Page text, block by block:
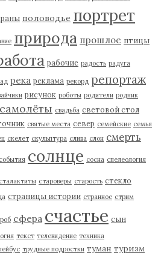
половодье портрет
природа прошлое птицы
рабочие радость радуга
река реклама рекорд репортаж
рисунок роботы родители родник
самолёты свадьба световой стол
святые места север семейские семья
скелет скульптура слива слон смерть
события солнце сосна спелеология
сталактиты староверы старость стекло
страницы истории странное стрим
сфера счастье сын
текст телевидение техника
трудные подростки туман туризм